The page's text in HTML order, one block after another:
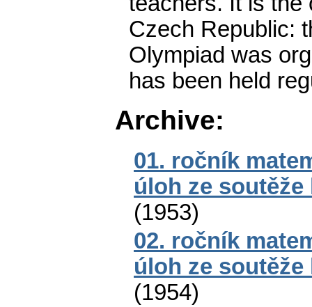
Czech Republic:
Olympiad was
has been held
Archive:
01. ročník
úloh ze soutěže
(1953)
02. ročník
úloh ze soutěže
(1954)